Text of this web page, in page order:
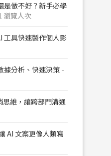
是做不好？新手必學
瀏覽人次
工具快速製作個人影
據分析、快速決策-
維，讓跨部門溝通
AI 文案更像人類寫